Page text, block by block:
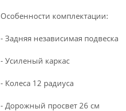
Особенности комплектации:
- Задняя независимая подвеска
- Усиленый каркас
- Колеса 12 радиуса
- Дорожный просвет 26 см